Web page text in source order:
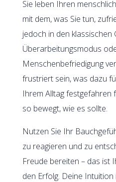
Sie leben Ihren
mit dem, was Sie tun,
jedoch in den klassischen
Überarbeitungsmodus
Menschenbefriedigung
frustriert sein, was dazu
Ihrem Alltag festgefahren
so bewegt, wie es sollte.
Nutzen Sie Ihr
zu reagieren und zu
Freude bereiten – das ist
den Erfolg. Deine